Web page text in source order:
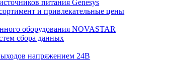
питания Genesys
и привлекательные цены
оборудования NOVASTAR
сбора данных
напряжением 24В